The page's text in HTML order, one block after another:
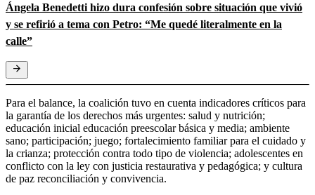
Ángela Benedetti hizo dura confesión sobre situación que vivió
y se refirió a tema con Petro: “Me quedé literalmente en la
calle”
Para el balance, la coalición tuvo en cuenta indicadores críticos para
la garantía de los derechos más urgentes: salud y nutrición;
educación inicial educación preescolar básica y media; ambiente
sano; participación; juego; fortalecimiento familiar para el cuidado y
la crianza; protección contra todo tipo de violencia; adolescentes en
conflicto con la ley con justicia restaurativa y pedagógica; y cultura
de paz reconciliación y convivencia.